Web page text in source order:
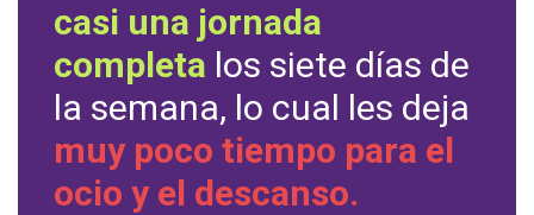
casi una jornada
completa los siete días de
la semana, lo cual les deja
muy poco tiempo para el
ocio y el descanso.